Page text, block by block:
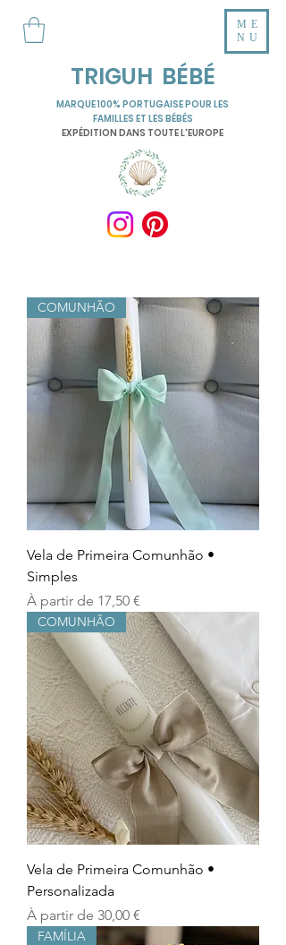
TRIGUH BÉBÉ
ME
NU
MARQUE 100% PORTUGAISE POUR LES
FAMILLES ET LES BÉBÉS
EXPÉDITION DANS TOUTE L'EUROPE
COMUNHÃO
Vela de Primeira Comunhão •
Simples
À partir de 17,50 €
Prix promotionnel
COMUNHÃO
Vela de Primeira Comunhão •
Personalizada
À partir de 30,00 €
Prix promotionnel
FAMÍLIA